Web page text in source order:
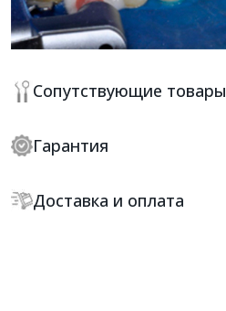
Сопутствующие товары
Гарантия
Доставка и оплата